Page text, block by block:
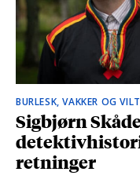
BURLESK, VAKKER OG
Sigbjørn
retninger